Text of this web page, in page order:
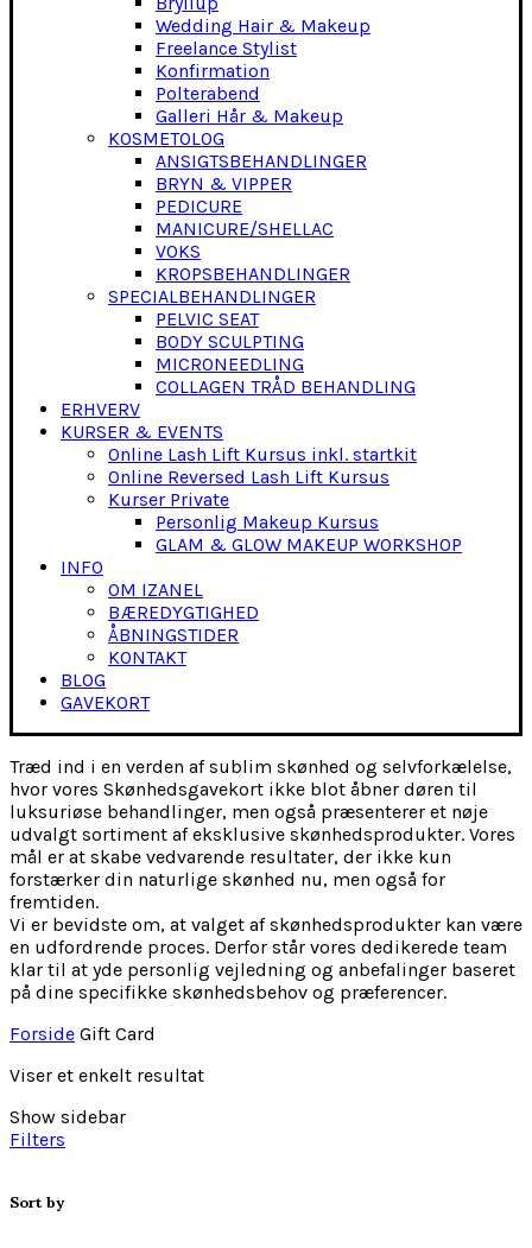
Wedding Hair & Makeup
Freelance Stylist
Konfirmation
Polterabend
Galleri Hår & Makeup
KOSMETOLOG
ANSIGTSBEHANDLINGER
BRYN & VIPPER
PEDICURE
MANICURE/SHELLAC
VOKS
KROPSBEHANDLINGER
SPECIALBEHANDLINGER
PELVIC SEAT
BODY SCULPTING
MICRONEEDLING
COLLAGEN TRÅD BEHANDLING
ERHVERV
KURSER & EVENTS
Online Lash Lift Kursus inkl. startkit
Online Reversed Lash Lift Kursus
Kurser Private
Personlig Makeup Kursus
GLAM & GLOW MAKEUP WORKSHOP
INFO
OM IZANEL
BÆREDYGTIGHED
ÅBNINGSTIDER
KONTAKT
BLOG
GAVEKORT
Træd ind i en verden af sublim skønhed og selvforkælelse,
hvor vores Skønhedsgavekort ikke blot åbner døren til
luksuriøse behandlinger, men også præsenterer et nøje
udvalgt sortiment af eksklusive skønhedsprodukter. Vores
mål er at skabe vedvarende resultater, der ikke kun
forstærker din naturlige skønhed nu, men også for
fremtiden.
Vi er bevidste om, at valget af skønhedsprodukter kan være
en udfordrende proces. Derfor står vores dedikerede team
klar til at yde personlig vejledning og anbefalinger baseret
på dine specifikke skønhedsbehov og præferencer.
Forside Gift Card
Viser et enkelt resultat
Show sidebar
Filters
Sort by